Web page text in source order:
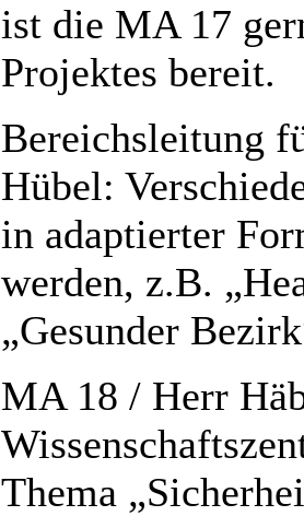
ist die MA 17
Projektes bereit.
Bereichsleitung
Hübel:
in adaptierter
werden, z.B.
„Gesunder
MA 18 / Herr
Thema